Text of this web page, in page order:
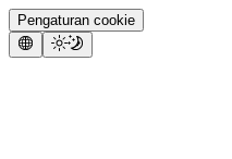
Pengaturan cookie